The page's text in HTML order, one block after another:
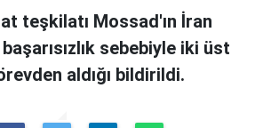
teşkilatı Mossad'ın İran
sebebiyle iki üst
aldığı bildirildi.